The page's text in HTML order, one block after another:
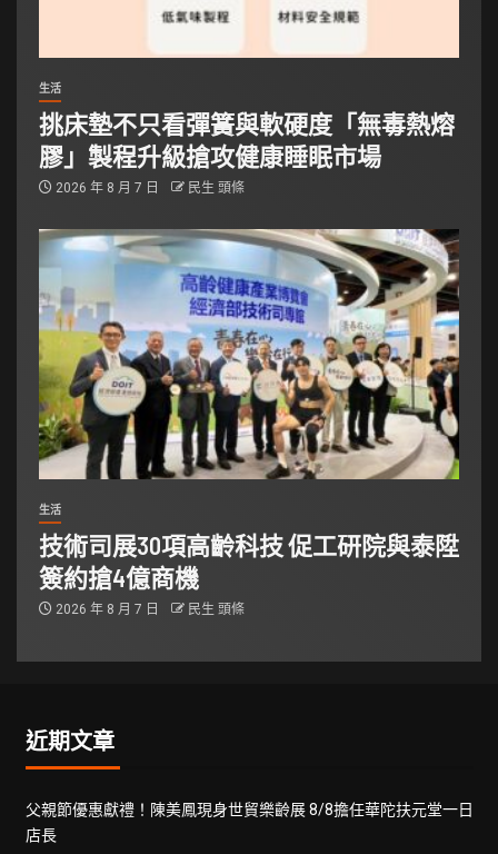
生活
挑床墊不只看彈簧與軟硬度「無毒熱熔
膠」製程升級搶攻健康睡眠市場
2026 年 8 月 7 日 民生 頭條
生活
技術司展30項高齡科技 促工研院與泰陞
簽約搶4億商機
2026 年 8 月 7 日 民生 頭條
近期文章
父親節優惠獻禮！陳美鳳現身世貿樂齡展 8/8擔任華陀扶元堂一日
店長